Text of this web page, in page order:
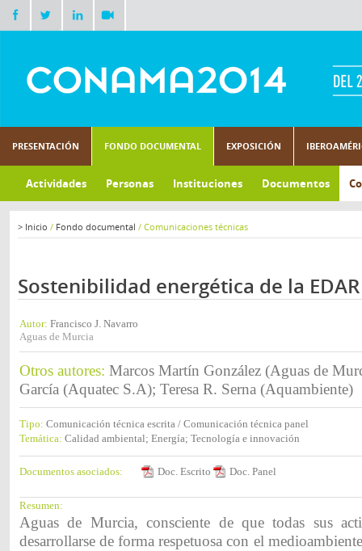
PRESENTACIÓN FONDO DOCUMENTAL EXPOSICIÓN
Actividades Personas Instituciones Documentos
> Inicio / Fondo documental / Comunicaciones técnicas
Sostenibilidad energética de la
Autor: Francisco J. Navarro
Aguas de Murcia
Otros autores: Marcos Martín González (Aguas de
García (Aquatec S.A); Teresa R. Serna (Aquambiente)
Tipo: Comunicación técnica escrita / Comunicación técnica panel
Temática: Calidad ambiental; Energía; Tecnología e innovación
Documentos asociados: Doc. Escrito Doc. Panel
Resumen:
Aguas de Murcia, consciente de que todas sus
desarrollarse de forma respetuosa con el